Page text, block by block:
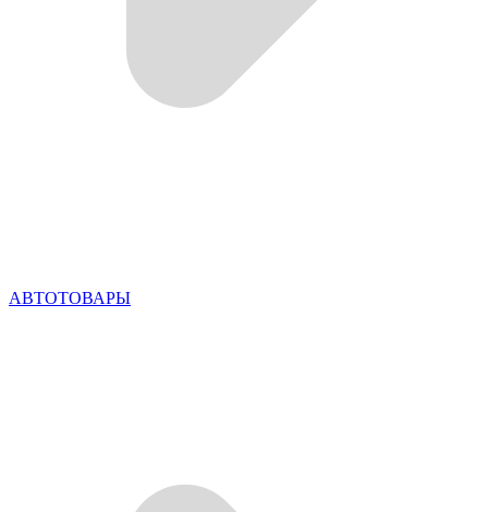
АВТОТОВАРЫ